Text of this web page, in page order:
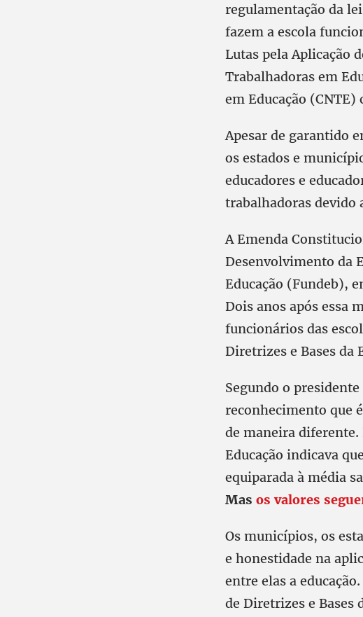
regulamentação da
fazem a escola
Lutas pela Aplicação
Trabalhadoras em
em Educação
Apesar de garantido
os estados e
educadores e
trabalhadoras devido
A Emenda
Desenvolvimento da
Educação (Fundeb),
Dois anos após essa
funcionários das
Diretrizes e Bases da
Segundo o
reconhecimento que
de maneira diferente.
Educação indicava
equiparada à média
Mas os valores
Os municípios, os
e honestidade na
entre elas a
de Diretrizes e Bases